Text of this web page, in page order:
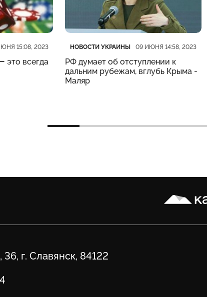
15:08, 2023
это всегда
Категория
НОВОСТИ УКРАИНЫ
Дата публикации 09 ИЮНЯ 14:58, 2023
РФ думает об отступлении к
дальним рубежам, вглубь Крыма -
Маляр
Карачун
г. Славянск, 84122